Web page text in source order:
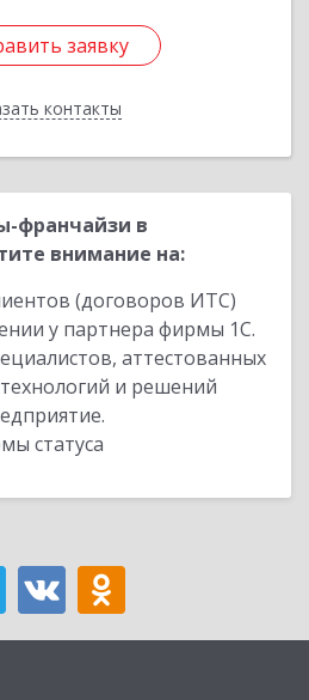
заявку
контакты
заявку
Назад
франчайзи в
внимание на:
(договоров ИТС)
у партнера фирмы 1С.
аттестованных
и решений
статуса